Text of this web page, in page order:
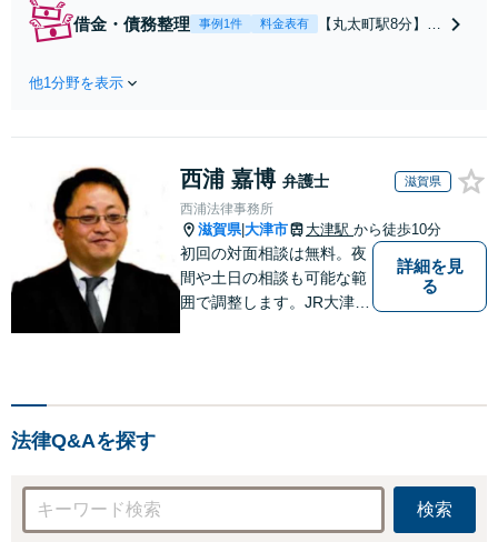
く冷静な主張が重
すので、お気軽に
ご相談ください
無料】【電話相談
可】
借金・債務整理 事例1件 料金表有
【丸太町駅8分】
費・事業の失敗に
者さまのご要望を
提示します【破産
管財人就任経験
有】【初回相談30
分無料】
他1分野を表示
西浦 嘉博 弁護士 滋賀県
西浦法律事務所
滋賀県|大津市 大津駅 から徒歩10分
初回の対面相談は無料。夜
間や土日の相談も可能な範
囲で調整します。JR大津駅
詳細を見
る
法律Q&Aを探す
検索